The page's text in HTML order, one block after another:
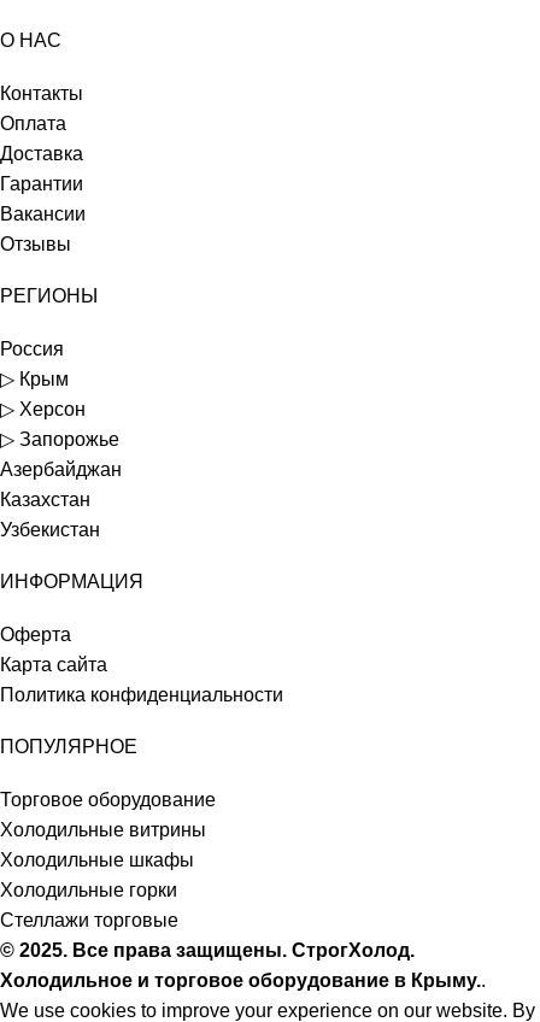
О НАС
Контакты
Оплата
Доставка
Гарантии
Вакансии
Отзывы
РЕГИОНЫ
Россия
▷ Крым
▷ Херсон
▷ Запорожье
Азербайджан
Казахстан
Узбекистан
ИНФОРМАЦИЯ
Оферта
Карта сайта
Политика конфиденциальности
ПОПУЛЯРНОЕ
Торговое оборудование
Холодильные витрины
Холодильные шкафы
Холодильные горки
Стеллажи торговые
© 2025. Все права защищены. СтрогХолод.
Холодильное и торговое оборудование в Крыму..
We use cookies to improve your experience on our website. By